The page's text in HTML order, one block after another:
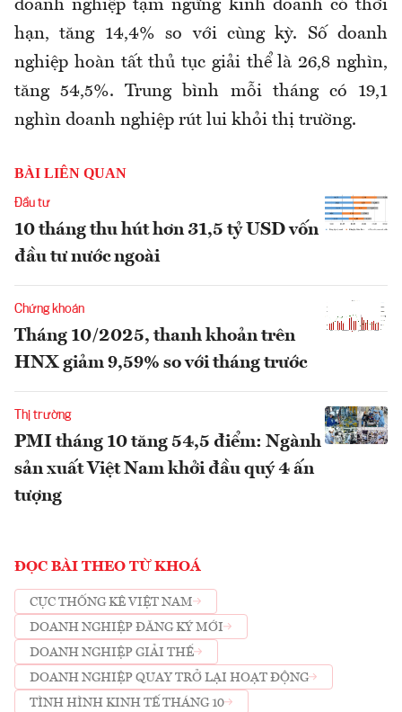
doanh nghiệp tạm ngừng kinh doanh có thời
hạn, tăng 14,4% so với cùng kỳ. Số doanh
nghiệp hoàn tất thủ tục giải thể là 26,8 nghìn,
tăng 54,5%. Trung bình mỗi tháng có 19,1
nghìn doanh nghiệp rút lui khỏi thị trường.
BÀI LIÊN QUAN
Đầu tư
10 tháng thu hút hơn 31,5 tỷ USD vốn
đầu tư nước ngoài
Chứng khoán
Tháng 10/2025, thanh khoản trên
HNX giảm 9,59% so với tháng trước
Thị trường
PMI tháng 10 tăng 54,5 điểm: Ngành
sản xuất Việt Nam khởi đầu quý 4 ấn
tượng
ĐỌC BÀI THEO TỪ KHOÁ
CỤC THỐNG KÊ VIỆT NAM
DOANH NGHIỆP ĐĂNG KÝ MỚI
DOANH NGHIỆP GIẢI THỂ
DOANH NGHIỆP QUAY TRỞ LẠI HOẠT ĐỘNG
TÌNH HÌNH KINH TẾ THÁNG 10